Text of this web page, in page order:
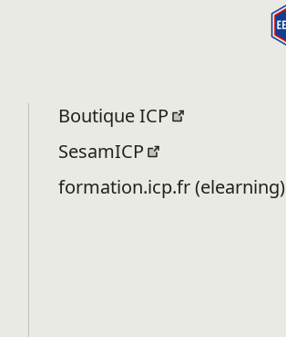
Boutique ICP
SesamICP
formation.icp.fr (elearning)